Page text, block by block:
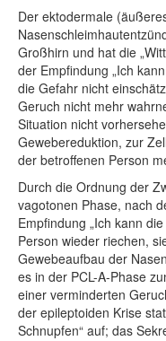
Der ektodermale
Großhirn und hat die
der Empfindung „Ich
die Gefahr nicht
Geruch nicht mehr
Situation nicht
Gewebereduktion, zur
der betroffenen Person
Durch die Ordnung der
vagotonen Phase, nach
Empfindung „Ich kann
Person wieder riechen,
Gewebeaufbau der
es in der PCL-A-Phase
einer verminderten
der epileptoiden Krise
Schnupfen“ auf; das